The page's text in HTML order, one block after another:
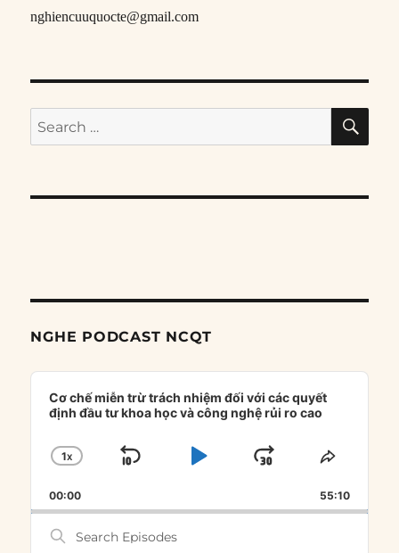
nghiencuuquocte@gmail.com
Search
for:
NGHE PODCAST NCQT
Audio
Player
Cơ chế miễn trừ trách nhiệm đối với các quyết
định đầu tư khoa học và công nghệ rủi ro cao
CHANGE
RATE
1X
SKIP
PLAYJUMP
FORWARD
SHARE
00:00 55:10
Search
Episodes